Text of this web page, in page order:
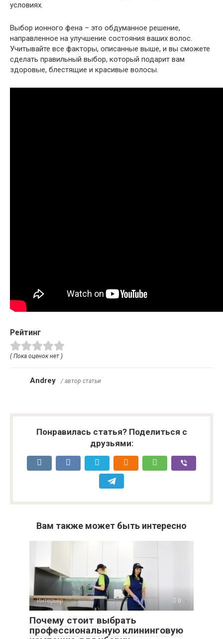
условиях.
Выбор ионного фена – это обдуманное решение,
направленное на улучшение состояния ваших волос.
Учитывайте все факторы, описанные выше, и вы сможете
сделать правильный выбор, который подарит вам
здоровые, блестящие и красивые волосы.
Рейтинг
( Пока оценок нет )
Andrey / автор статьи
Понравилась статья? Поделиться с
друзьями:
Вам также может быть интересно
Интерьер 0
Почему стоит выбрать
профессиональную клининговую